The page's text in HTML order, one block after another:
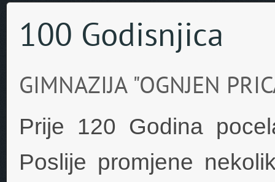
100 Godisnjica
GIMNAZIJA "OGNJEN
Prije 120 Godina
Poslije promjene